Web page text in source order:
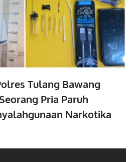
Tulang Bawang
Pria Paruh
Narkotika